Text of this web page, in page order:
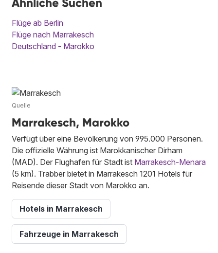
Ähnliche Suchen
Flüge ab Berlin
Flüge nach Marrakesch
Deutschland - Marokko
Quelle
Marrakesch, Marokko
Verfügt über eine Bevölkerung von 995.000 Personen.
Die offizielle Währung ist Marokkanischer Dirham
(MAD). Der Flughafen für Stadt ist Marrakesch-Menara
(5 km). Trabber bietet in Marrakesch 1201 Hotels für
Reisende dieser Stadt von Marokko an.
Hotels in Marrakesch
Fahrzeuge in Marrakesch